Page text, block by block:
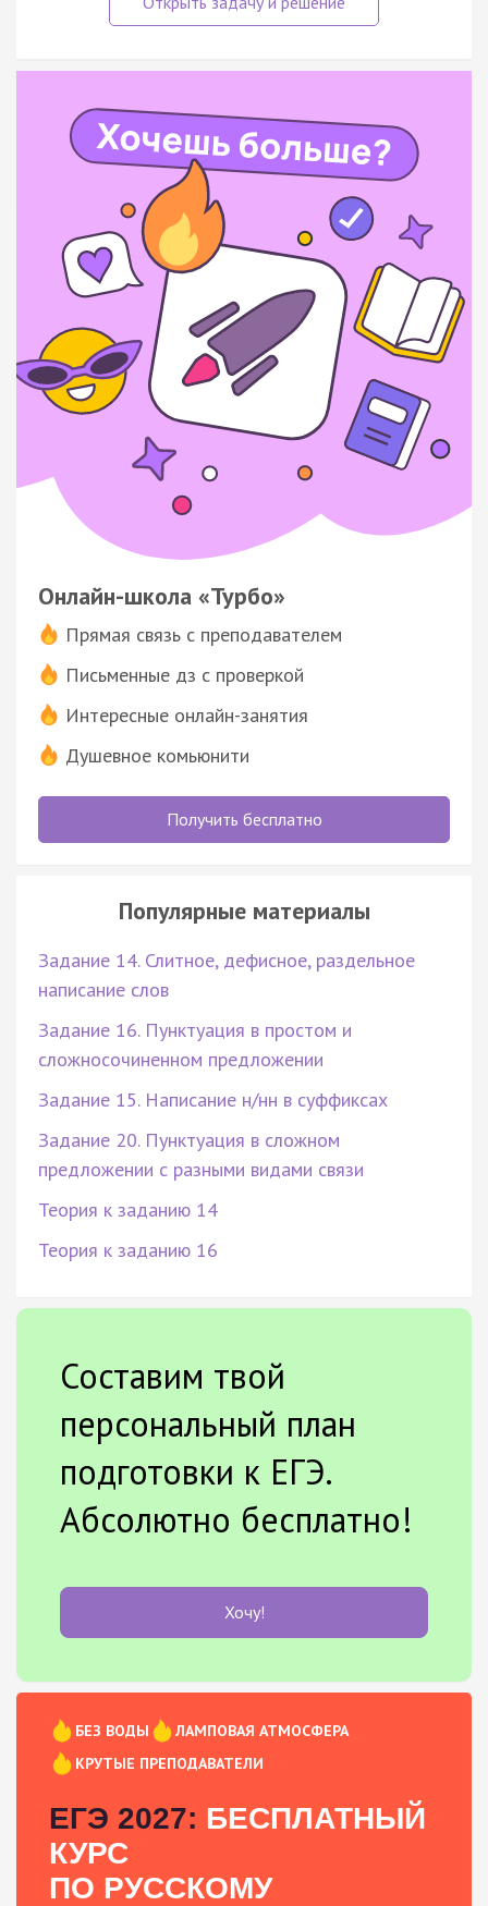
Онлайн-школа «Турбо»
Прямая связь с преподавателем
Письменные дз с проверкой
Интересные онлайн-занятия
Душевное комьюнити
Получить бесплатно
Популярные материалы
Задание 14. Слитное, дефисное, раздельное
написание слов
Задание 16. Пунктуация в простом и
сложносочиненном предложении
Задание 15. Написание н/нн в суффиксах
Задание 20. Пунктуация в сложном
предложении с разными видами связи
Теория к заданию 14
Теория к заданию 16
Составим твой
персональный план
подготовки к ЕГЭ.
Абсолютно бесплатно!
Хочу!
БЕЗ ВОДЫ
ЛАМПОВАЯ АТМОСФЕРА
КРУТЫЕ ПРЕПОДАВАТЕЛИ
ЕГЭ 2027: БЕСПЛАТНЫЙ
КУРС
ПО РУССКОМУ